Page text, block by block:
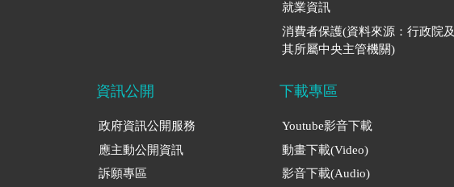
就業資訊
消費者保護(資料來源：行政院及
其所屬中央主管機關)
資訊公開
政府資訊公開服務
應主動公開資訊
訴願專區
下載專區
Youtube影音下載
動畫下載(Video)
影音下載(Audio)